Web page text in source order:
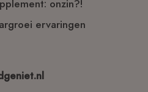
onzin?!
ervaringen